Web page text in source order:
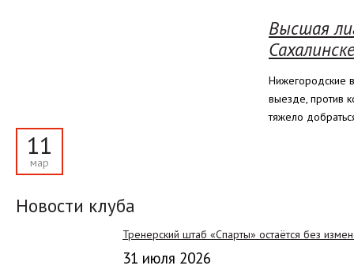
11
мар
Высшая
Нижегородские
выезде, против
тяжело
Новости клуба
Тренерский штаб «Спарты» остаётся без
31 июля 2026